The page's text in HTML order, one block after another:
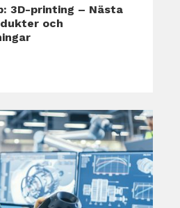
3D-printing – Nästa
och